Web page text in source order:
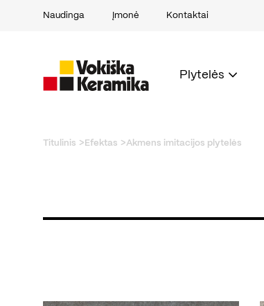
Naudinga Įmonė Kontaktai
Plytelės
Titulinis Efektas Akmens imitacijos plytelės